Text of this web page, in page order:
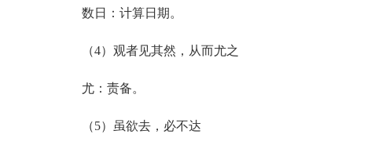
数日：计算日期。
（4）观者见其然，从而尤之
尤：责备。
（5）虽欲去，必不达